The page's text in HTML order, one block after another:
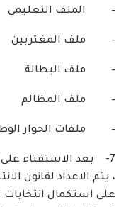
– الملف التعليمي
– ملف المغتربين
– ملف البطالة
– ملف المظالم
– ملفات الحوار
7- بعد الاستفتاء على
، يتم الاعداد لقانون
على استكمال انتخابات